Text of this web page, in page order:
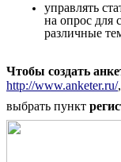
управлять
на опрос для
различные
Чтобы создать
http://www.anketer.ru/,
выбрать пункт